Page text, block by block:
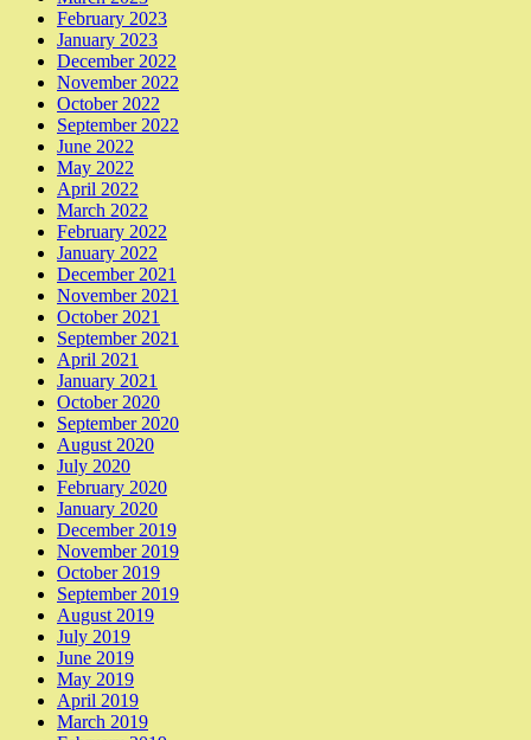
February 2023
January 2023
December 2022
November 2022
October 2022
September 2022
June 2022
May 2022
April 2022
March 2022
February 2022
January 2022
December 2021
November 2021
October 2021
September 2021
April 2021
January 2021
October 2020
September 2020
August 2020
July 2020
February 2020
January 2020
December 2019
November 2019
October 2019
September 2019
August 2019
July 2019
June 2019
May 2019
April 2019
March 2019